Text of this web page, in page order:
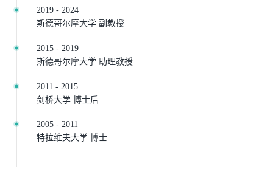
2019 - 2024
斯德哥尔摩大学 副教授
2015 - 2019
斯德哥尔摩大学 助理教授
2011 - 2015
剑桥大学 博士后
2005 - 2011
特拉维夫大学 博士